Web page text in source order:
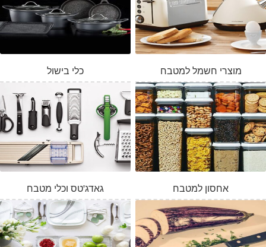
כלי בישול מוצרי חשמל למטבח
גאדג'טס וכלי מטבח אחסון למטבח